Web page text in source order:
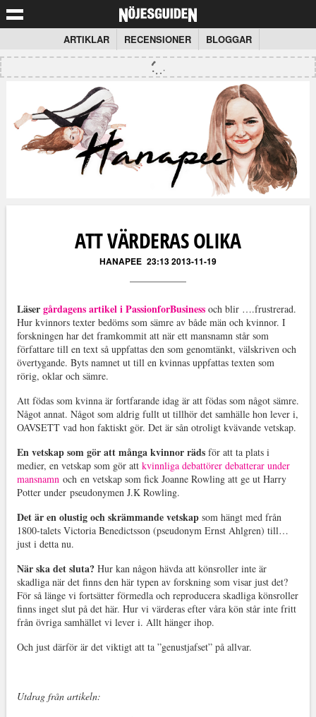
ARTIKLAR RECENSIONER BLOGGAR
ATT VÄRDERAS OLIKA
HANAPEE 23:13 2013-11-19
Läsergårdagens artikel i PassionforBusiness och blir ….frustrerad.
Hur kvinnors texter bedöms som sämre av både män och kvinnor. I
forskningen har det framkommit att när ett mansnamn står som
författare till en text så uppfattas den som genomtänkt, välskriven och
övertygande. Byts namnet ut till en kvinnas uppfattas texten som
rörig, oklar och sämre.
Att födas som kvinna är fortfarande idag är att födas som något sämre.
Något annat. Något som aldrig fullt ut tillhör det samhälle hon lever i,
OAVSETT vad hon faktiskt gör. Det är sån otroligt kvävande vetskap.
En vetskap som gör att många kvinnor rädsför att ta plats i
medier, en vetskap som gör att kvinnliga debattörer debatterar under
mansnamnoch en vetskap som fick Joanne Rowling att ge ut Harry
Potter under pseudonymen J.K Rowling.
Det är en olustig och skrämmande vetskapsom hängt med från
1800-talets Victoria Benedictsson (pseudonym Ernst Ahlgren) till…
just i detta nu.
När ska det sluta?Hur kan någon hävda att könsroller inte är
skadliga när det finns den här typen av forskning som visar just det?
För så länge vi fortsätter förmedla och reproducera skadliga könsroller
finns inget slut på det här. Hur vi värderas efter våra kön står inte fritt
från övriga samhället vi lever i. Allt hänger ihop.
Och just därför är det viktigt att ta ”genustjafset” på allvar.
Utdrag från artikeln: